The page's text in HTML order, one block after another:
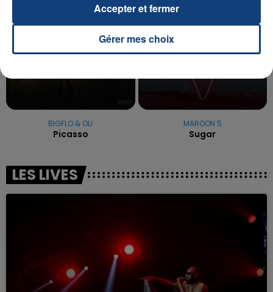
BIGFLO & OLI
Picasso
MAROON 5
Sugar
LES LIVES
Gérer mes choix
Accepter et fermer